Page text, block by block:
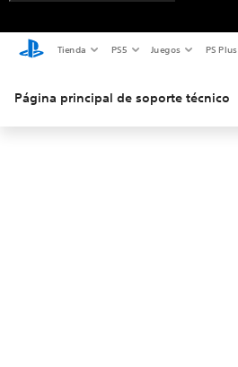
Tienda PS5 Juegos PS Plus
Página principal de soporte técnico